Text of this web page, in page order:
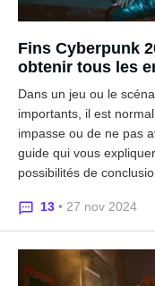
Fins Cyberpunk
obtenir tous les
Dans un jeu ou le
importants, il est
impasse ou de ne pas
guide qui vous
possibilités de
13 • 27 nov 2024